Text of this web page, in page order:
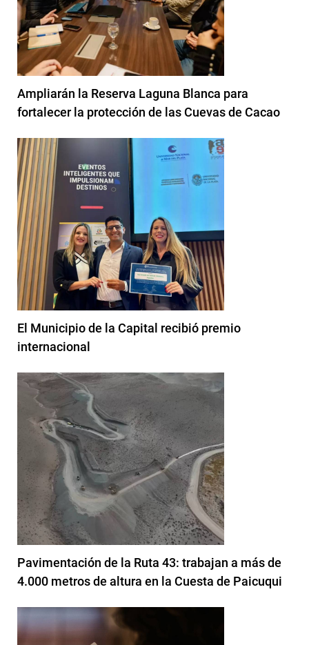
Ampliarán la Reserva Laguna Blanca para
fortalecer la protección de las Cuevas de Cacao
El Municipio de la Capital recibió premio
internacional
Pavimentación de la Ruta 43: trabajan a más de
4.000 metros de altura en la Cuesta de Paicuqui